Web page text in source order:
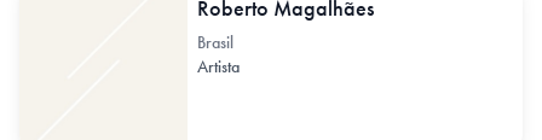
Roberto Magalhães
Brasil
Artista